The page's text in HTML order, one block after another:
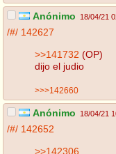
Anónimo 18/04/21
/#/ 142627
>>141732 (OP)
dijo el judio
>>>142660
Anónimo 18/04/21
/#/ 142652
>>142306